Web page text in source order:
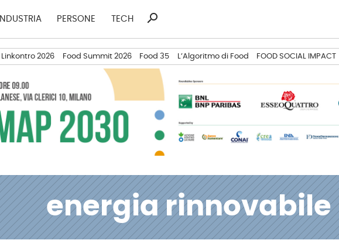
INDUSTRIA PERSONE TECH
Ricerca
search
Linkontro 2026 Food Summit 2026 Food 35 L’Algoritmo di Food FOOD SOCIAL IMPACT
energia rinnovabile